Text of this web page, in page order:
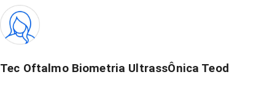
Tec Oftalmo Biometria UltrassÔnica Teod